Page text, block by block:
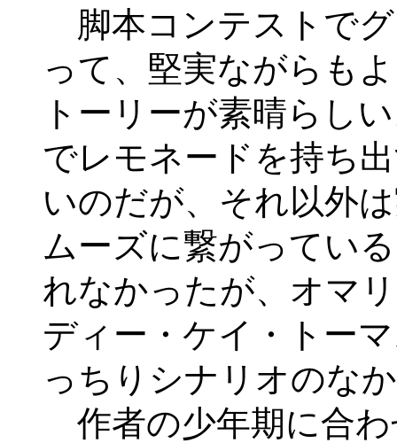
脚本コンテストで
って、堅実ながらも
トーリーが素晴らし
でレモネードを持ち
いのだが、それ以外
ムーズに繋がってい
れなかったが、オマ
ディー・ケイ・トー
っちりシナリオのな
作者の少年期に合